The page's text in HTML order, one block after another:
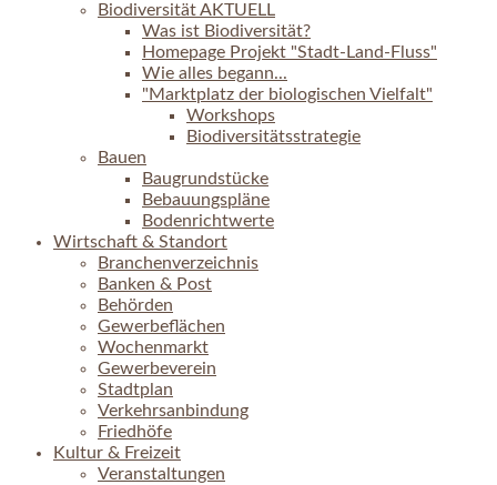
Biodiversität AKTUELL
Was ist Biodiversität?
Homepage Projekt "Stadt-Land-Fluss"
Wie alles begann...
"Marktplatz der biologischen Vielfalt"
Workshops
Biodiversitätsstrategie
Bauen
Baugrundstücke
Bebauungspläne
Bodenrichtwerte
Wirtschaft & Standort
Branchenverzeichnis
Banken & Post
Behörden
Gewerbeflächen
Wochenmarkt
Gewerbeverein
Stadtplan
Verkehrsanbindung
Friedhöfe
Kultur & Freizeit
Veranstaltungen